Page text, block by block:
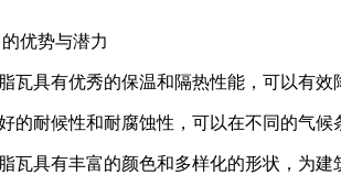
优势与潜力
瓦具有优秀的保温和隔热性能，可以有
的耐候性和耐腐蚀性，可以在不同的气
瓦具有丰富的颜色和多样化的形状，为